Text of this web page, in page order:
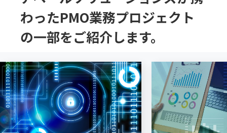
わったPMO業務プロジェクト
の一部をご紹介します。